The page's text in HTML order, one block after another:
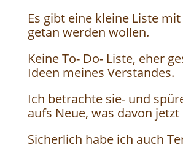
Es gibt eine kleine Liste
getan werden wollen.
Keine To- Do- Liste, eher
Ideen meines Verstandes.
Ich betrachte sie- und
aufs Neue, was davon
Sicherlich habe ich auch